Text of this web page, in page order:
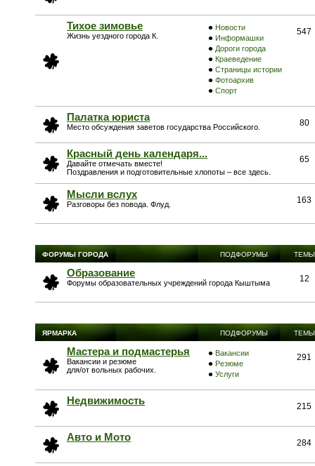
Тихое зимовье
Жизнь уездного города К.
Новости
Информашки
Дороги города
Краеведение
Страницы истории
Фотоархив
Спорт
547
Палатка юриста
Место обсуждения заветов государства Российского. 80
Красный день календаря...
Давайте отмечать вместе!
Поздравления и подготовительные хлопоты – все здесь.
65
Мысли вслух
Разговоры без повода. Флуд. 163
ФОРУМЫ ГОРОДА ПОДФОРУМЫ ТЕМЫ
Образование
Форумы образовательных учреждений города Кыштыма 12
ЯРМАРКА ПОДФОРУМЫ ТЕМЫ
Мастера и подмастерья
Вакансии и резюме
для/от вольных рабочих.
Вакансии
Резюме
Услуги
291
Недвижимость 215
Авто и Мото 284